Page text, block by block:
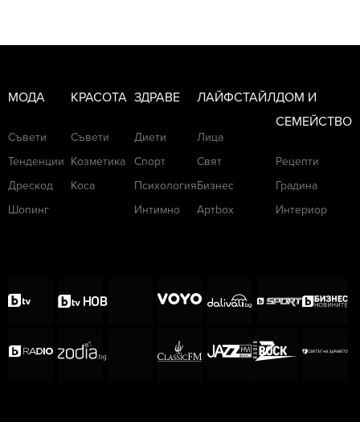
МОДА
Съвети
Тенденции
Дрескод
Шопинг
КРАСОТА
Съвети
Козметика
Коса
ЗДРАВЕ
Диети
Спорт
Психология
Интимно
ЛАЙФСТАЙЛ
Лица
Свят
Бизнес
Артbox
ДОМ И
СЕМЕЙСТВО
Рецепти
Градина
Интериор